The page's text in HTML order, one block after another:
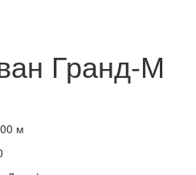
Гранд-М
м